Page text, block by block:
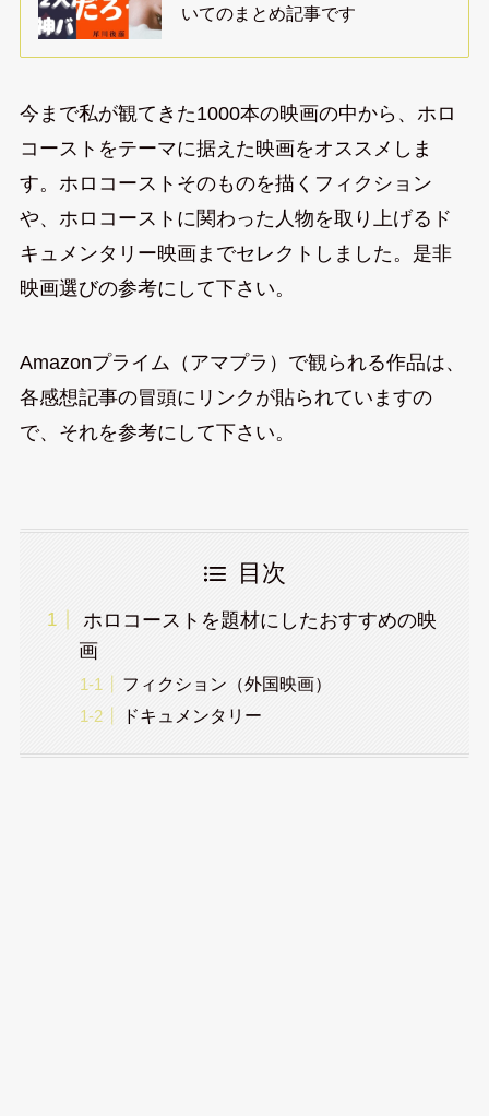
いてのまとめ記事です
今まで私が観てきた1000本の映画の中から、ホロ
コーストをテーマに据えた映画をオススメしま
す。ホロコーストそのものを描くフィクション
や、ホロコーストに関わった人物を取り上げるド
キュメンタリー映画までセレクトしました。是非
映画選びの参考にして下さい。
Amazonプライム（アマプラ）で観られる作品は、
各感想記事の冒頭にリンクが貼られていますの
で、それを参考にして下さい。
目次
ホロコーストを題材にしたおすすめの映
画
フィクション（外国映画）
ドキュメンタリー